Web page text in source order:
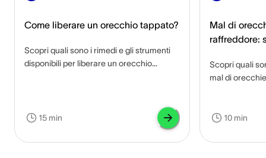
Come liberare un orecchio tappato?
Scopri quali sono i rimedi e gli strumenti
disponibili per liberare un orecchio
15 min
Mal di
raffreddore:
Scopri quali
mal di
10 min